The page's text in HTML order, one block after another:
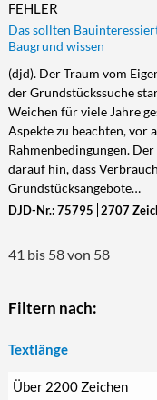
FEHLER
Das sollten
Baugrund wissen
(djd). Der Traum vom
der Grundstückssuche
Weichen für viele Jahre
Aspekte zu beachten, vor
Rahmenbedingungen.
darauf hin, dass
Grundstücksangebote…
DJD-Nr.: 75795 2707
41 bis 58 von 58
Filtern nach:
Textlänge
Über 2200 Zeichen